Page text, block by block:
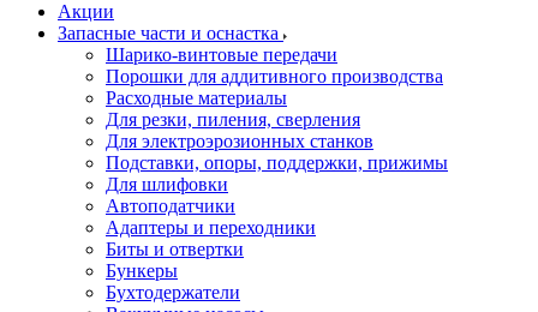
Акции
Запасные части и оснастка
Шарико-винтовые передачи
Порошки для аддитивного производства
Расходные материалы
Для резки, пиления, сверления
Для электроэрозионных станков
Подставки, опоры, поддержки, прижимы
Для шлифовки
Автоподатчики
Адаптеры и переходники
Биты и отвертки
Бункеры
Бухтодержатели